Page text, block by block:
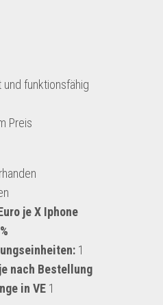
funktionsfähig
Preis
je X Iphone
1
nach Bestellung
in VE 1